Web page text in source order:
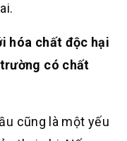
hóa chất độc hại
có chất
cũng là một yếu